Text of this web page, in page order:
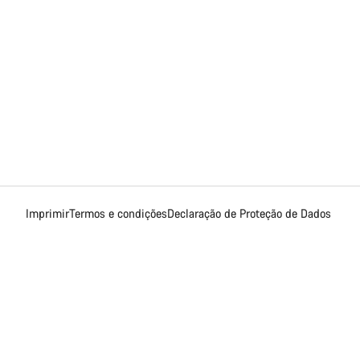
ImprimirTermos e condiçõesDeclaração de Proteção de Dados